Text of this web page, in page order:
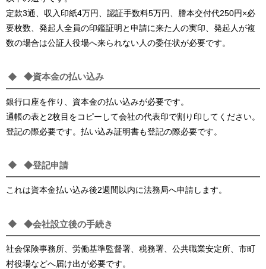
定款3通、収入印紙4万円、認証手数料5万円、謄本交付代250円×必
要枚数、発起人全員の印鑑証明と申請に来た人の実印、発起人が複
数の場合は公証人役場へ来られない人の委任状が必要です。
◆資本金の払い込み
銀行口座を作り、資本金の払い込みが必要です。
通帳の表と2枚目をコピーして会社の代表印で割り印してください。
登記の際必要です。払い込み証明書も登記の際必要です。
◆登記申請
これは資本金払い込み後2週間以内に法務局へ申請します。
◆会社設立後の手続き
社会保険事務所、労働基準監督署、税務署、公共職業安定所、市町
村役場などへ届け出が必要です。